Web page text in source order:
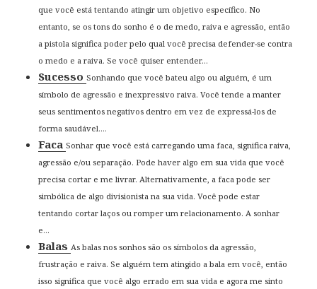
que você está tentando atingir um objetivo específico. No
entanto, se os tons do sonho é o de medo, raiva e agressão, então
a pistola significa poder pelo qual você precisa defender-se contra
o medo e a raiva. Se você quiser entender...
SucessoSonhando que você bateu algo ou alguém, é um
símbolo de agressão e inexpressivo raiva. Você tende a manter
seus sentimentos negativos dentro em vez de expressá-los de
forma saudável....
FacaSonhar que você está carregando uma faca, significa raiva,
agressão e/ou separação. Pode haver algo em sua vida que você
precisa cortar e me livrar. Alternativamente, a faca pode ser
simbólica de algo divisionista na sua vida. Você pode estar
tentando cortar laços ou romper um relacionamento. A sonhar
e...
BalasAs balas nos sonhos são os símbolos da agressão,
frustração e raiva. Se alguém tem atingido a bala em você, então
isso significa que você algo errado em sua vida e agora me sinto